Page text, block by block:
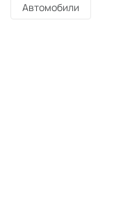
Автомобили